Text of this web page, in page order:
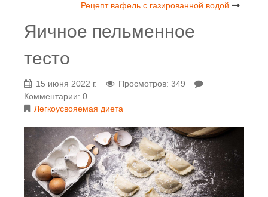
Рецепт вафель с газированной водой
Яичное пельменное
тесто
15 июня 2022 г.
Просмотров: 349
Комментарии: 0
Легкоусвояемая диета